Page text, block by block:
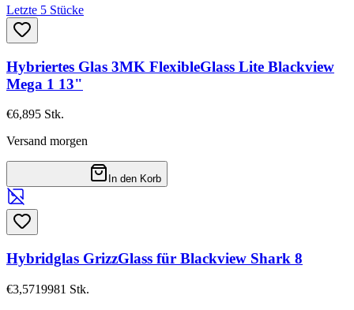
Letzte 5 Stücke
Hybriertes Glas 3MK FlexibleGlass Lite Blackview
Mega 1 13"
€6,895 Stk.
Versand morgen
In den Korb
Hybridglas GrizzGlass für Blackview Shark 8
€3,5719981 Stk.